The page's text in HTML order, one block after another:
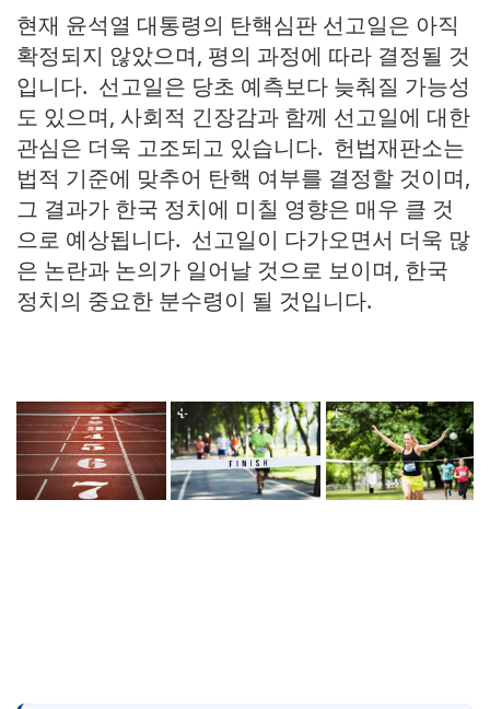
현재 윤석열 대통령의 탄핵심판 선고일은 아직
확정되지 않았으며, 평의 과정에 따라 결정될 것
입니다. 선고일은 당초 예측보다 늦춰질 가능성
도 있으며, 사회적 긴장감과 함께 선고일에 대한
관심은 더욱 고조되고 있습니다. 헌법재판소는
법적 기준에 맞추어 탄핵 여부를 결정할 것이며,
그 결과가 한국 정치에 미칠 영향은 매우 클 것
으로 예상됩니다. 선고일이 다가오면서 더욱 많
은 논란과 논의가 일어날 것으로 보이며, 한국
정치의 중요한 분수령이 될 것입니다.